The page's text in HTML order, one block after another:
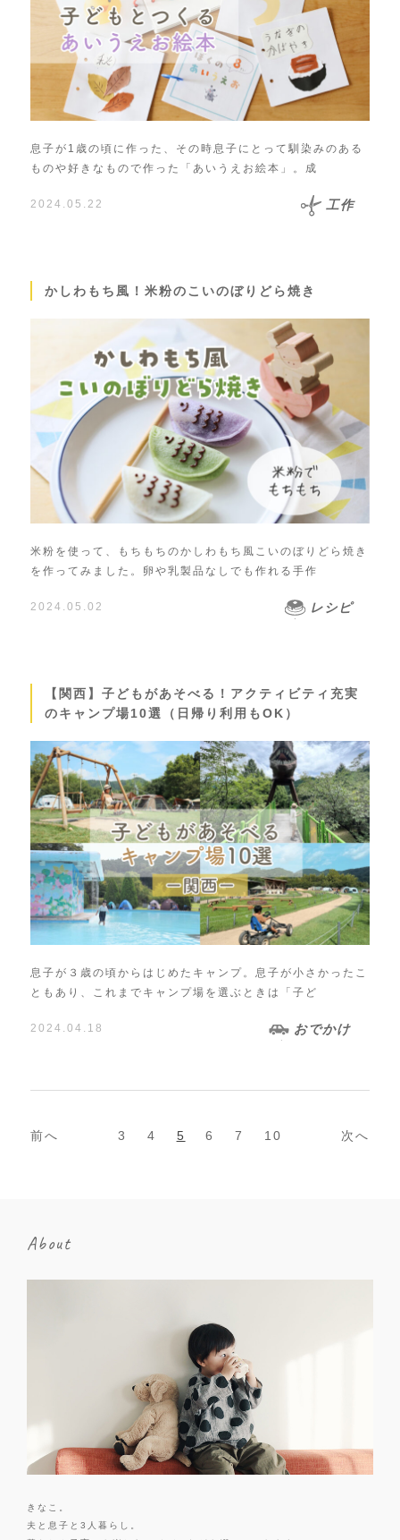
息子が1歳の頃に作った、その時息子にとって馴染みのある
ものや好きなもので作った「あいうえお絵本」。成
2024.05.22 工作
かしわもち風！米粉のこいのぼりどら焼き
米粉を使って、もちもちのかしわもち風こいのぼりどら焼き
を作ってみました。卵や乳製品なしでも作れる手作
2024.05.02 レシピ
【関西】子どもがあそべる！アクティビティ充実
のキャンプ場10選（日帰り利用もOK）
息子が３歳の頃からはじめたキャンプ。息子が小さかったこ
ともあり、これまでキャンプ場を選ぶときは「子ど
2024.04.18 おでかけ
前へ 3 4 5 6 7 10 次へ
About
きなこ。
夫と息子と3人暮らし。